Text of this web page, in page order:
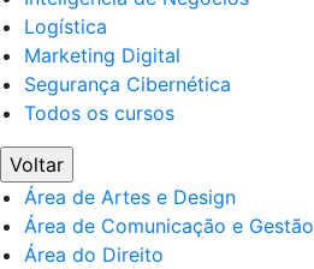
Logística
Marketing Digital
Segurança Cibernética
Todos os cursos
Voltar
Área de Artes e Design
Área de Comunicação e Gestão
Área do Direito